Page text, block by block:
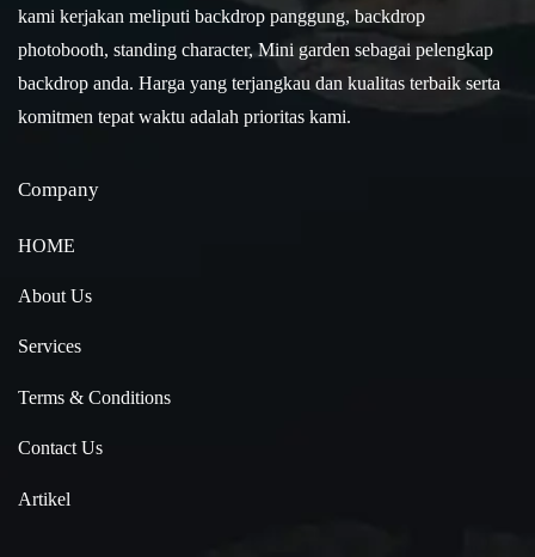
kami kerjakan meliputi backdrop panggung, backdrop
photobooth, standing character, Mini garden sebagai pelengkap
backdrop anda. Harga yang terjangkau dan kualitas terbaik serta
komitmen tepat waktu adalah prioritas kami.
Company
HOME
About Us
Services
Terms & Conditions
Contact Us
Artikel